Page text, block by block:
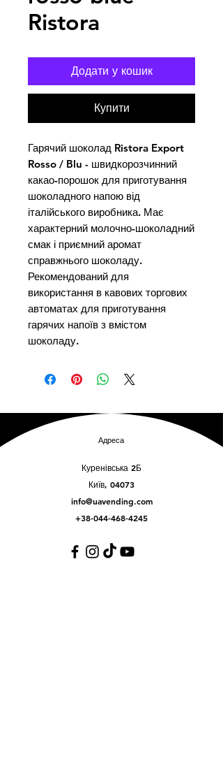
Ristora
Додати у кошик
Купити
Гарячий шоколад Ristora Export
Rosso / Blu - швидкорозчинний
какао-порошок для приготування
шоколадного напою від
італійського виробника. Має
характерний молочно-шоколадний
смак і приємний аромат
справжнього шоколаду.
Рекомендований для
використання в кавових торгових
автоматах для приготування
гарячих напоїв з вмістом
шоколаду.
Адреса
Куренівська 2Б
Київ, 04073
info@uavending.com
+38-044-468-4245